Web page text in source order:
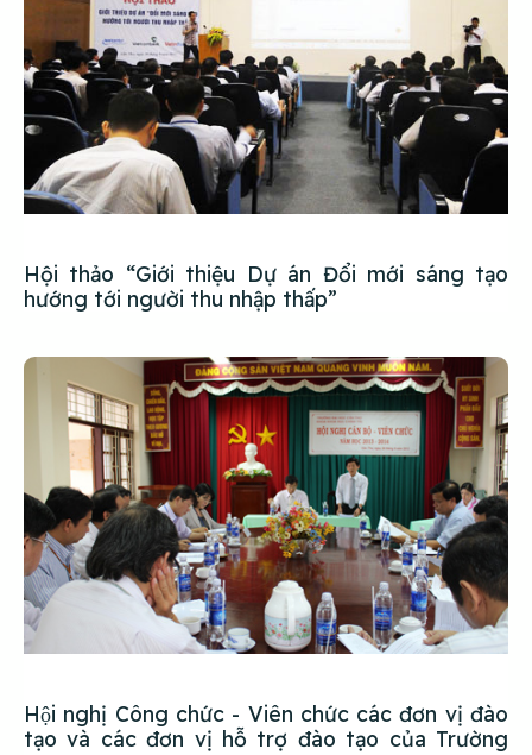
Hội thảo “Giới thiệu Dự án Đổi mới sáng tạo
hướng tới người thu nhập thấp”
Hội nghị Công chức - Viên chức các đơn vị đào
tạo và các đơn vị hỗ trợ đào tạo của Trường